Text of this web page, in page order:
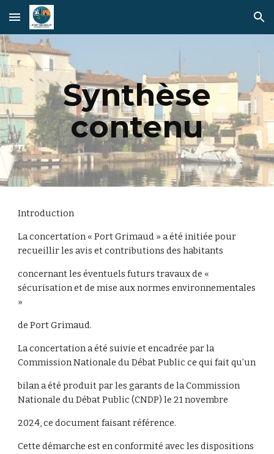
Skip to main content Skip to navigation
Synthèse
contenu
Introduction
La concertation « Port Grimaud » a été initiée pour
recueillir les avis et contributions des habitants
concernant les éventuels futurs travaux de «
sécurisation et de mise aux normes environnementales
»
de Port Grimaud.
La concertation a été suivie et encadrée par la
Commission Nationale du Débat Public ce qui fait qu’un
bilan a été produit par les garants de la Commission
Nationale du Débat Public (CNDP) le 21 novembre
2024, ce document faisant référence.
Cette démarche est en conformité avec les dispositions